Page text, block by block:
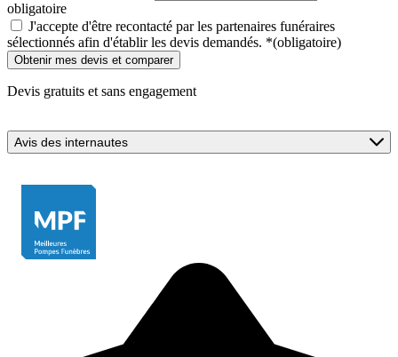
obligatoire
J'accepte d'être recontacté par les partenaires funéraires
sélectionnés afin d'établir les devis demandés. *(obligatoire)
Devis gratuits et sans engagement
Avis des internautes